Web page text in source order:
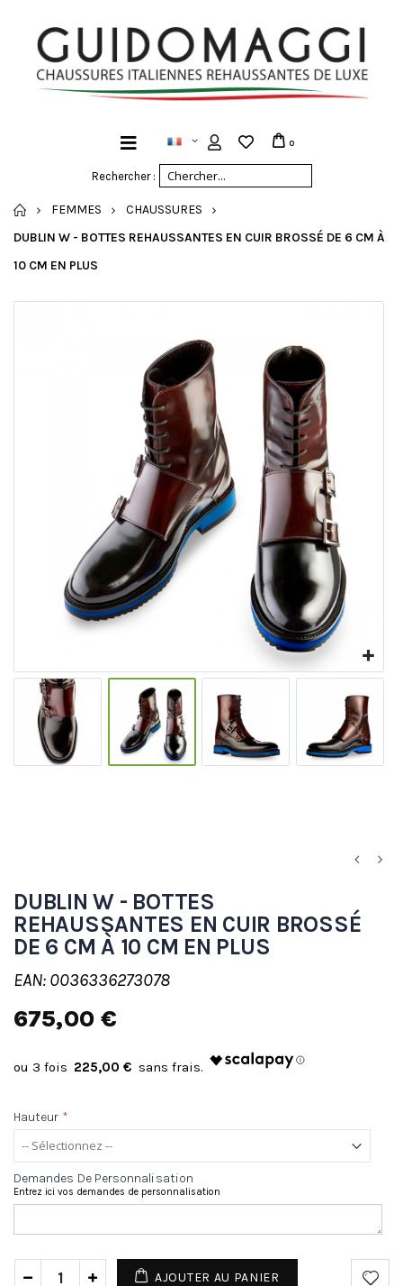
Rechercher :
0
ACCUEIL
FEMMES
CHAUSSURES
DUBLIN W - BOTTES REHAUSSANTES EN CUIR BROSSÉ DE 6 CM À
10 CM EN PLUS
DUBLIN W - BOTTES
REHAUSSANTES EN CUIR BROSSÉ
DE 6 CM À 10 CM EN PLUS
EAN: 0036336273078
675,00 €
225,00 €
Hauteur *
Demandes De Personnalisation
Entrez ici vos demandes de personnalisation
AJOUTER AU PANIER